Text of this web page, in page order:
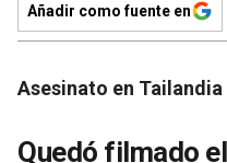
Añadir como fuente en
Asesinato en Tailandia
Quedó filmado